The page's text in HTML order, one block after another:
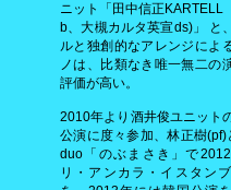
ニット「田中信正KARTELL
b、大槻カルタ英宣ds)」 と
ルと独創的なアレンジによ
ノは、比類なき唯一無二の
評価が高い。
2010年より酒井俊ユニット
公演に度々参加、林正樹
duo「のぶまさき」で
リ・アンカラ・イスタン